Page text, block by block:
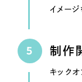
イメー
制作
キック